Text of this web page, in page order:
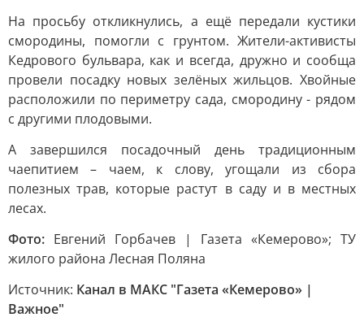
На просьбу откликнулись, а ещё передали кустики
смородины, помогли с грунтом. Жители-активисты
Кедрового бульвара, как и всегда, дружно и сообща
провели посадку новых зелёных жильцов. Хвойные
расположили по периметру сада, смородину - рядом
с другими плодовыми.
А завершился посадочный день традиционным
чаепитием – чаем, к слову, угощали из сбора
полезных трав, которые растут в саду и в местных
лесах.
Фото: Евгений Горбачев | Газета «Кемерово»; ТУ
жилого района Лесная Поляна
Источник: Канал в МАКС "Газета «Кемерово» |
Важное"